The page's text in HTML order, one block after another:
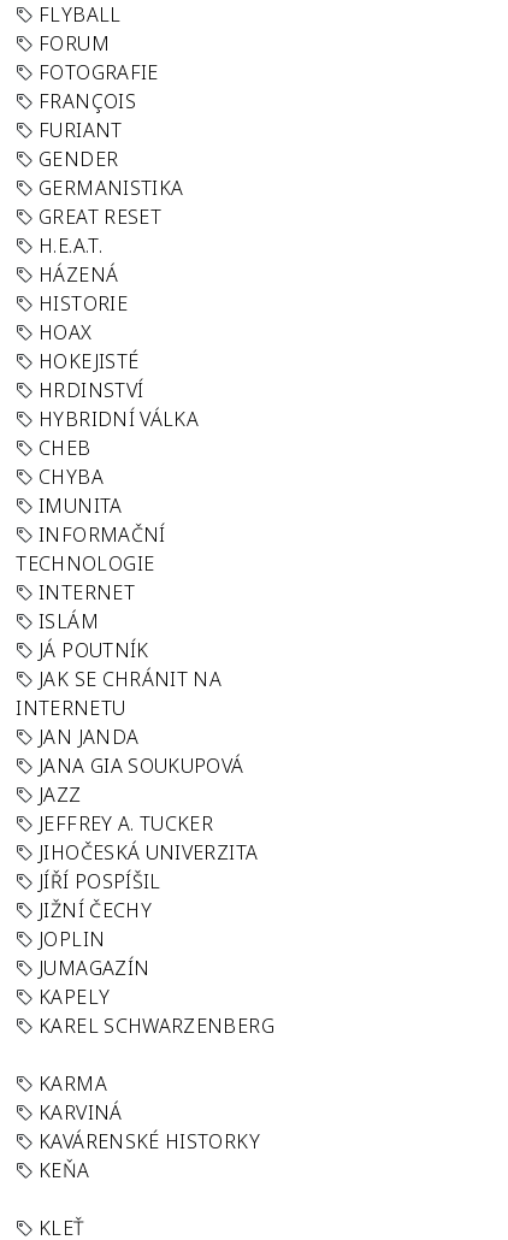
FLYBALL
FORUM
FOTOGRAFIE
FRANÇOIS
FURIANT
GENDER
GERMANISTIKA
GREAT RESET
H.E.A.T.
HÁZENÁ
HISTORIE
HOAX
HOKEJISTÉ
HRDINSTVÍ
HYBRIDNÍ VÁLKA
CHEB
CHYBA
IMUNITA
INFORMAČNÍ
TECHNOLOGIE
INTERNET
ISLÁM
JÁ POUTNÍK
JAK SE CHRÁNIT NA
INTERNETU
JAN JANDA
JANA GIA SOUKUPOVÁ
JAZZ
JEFFREY A. TUCKER
JIHOČESKÁ UNIVERZITA
JÍŘÍ POSPÍŠIL
JIŽNÍ ČECHY
JOPLIN
JUMAGAZÍN
KAPELY
KAREL SCHWARZENBERG
KARMA
KARVINÁ
KAVÁRENSKÉ HISTORKY
KEŇA
KLEŤ